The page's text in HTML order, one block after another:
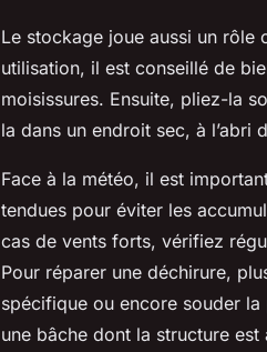
Le stockage joue aussi un rôle
utilisation, il est conseillé de
moisissures. Ensuite, pliez-la
la dans un endroit sec, à l’abri
Face à la météo, il est
tendues pour éviter les
cas de vents forts, vérifiez
Pour réparer une déchirure,
spécifique ou encore souder
une bâche dont la structure